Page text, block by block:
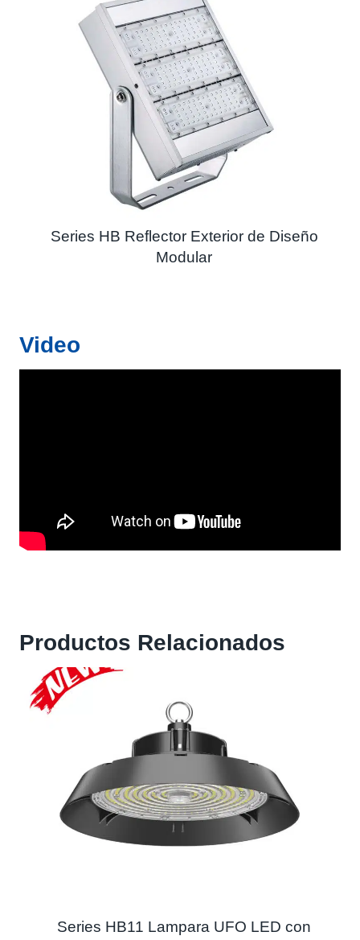
Series HB Reflector Exterior de Diseño
Modular
Video
Productos Relacionados
Series HB11 Lampara UFO LED con